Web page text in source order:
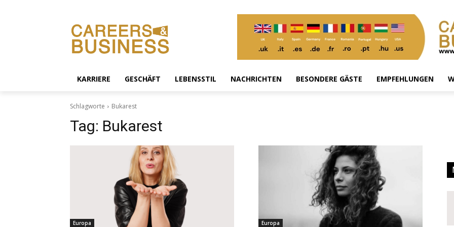
KARRIERE GESCHÄFT LEBENSSTIL NACHRICHTEN BESONDERE GÄSTE EMPFEHLUNGEN
Schlagworte Bukarest
Tag: Bukarest
Europa Europa